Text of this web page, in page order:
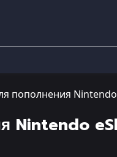
пополнения
Nintendo